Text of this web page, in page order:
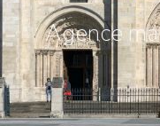
Agence